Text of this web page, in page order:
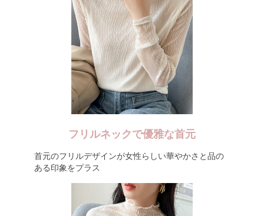
フリルネックで優雅な首元
首元のフリルデザインが女性らしい華やかさと品の
ある印象をプラス